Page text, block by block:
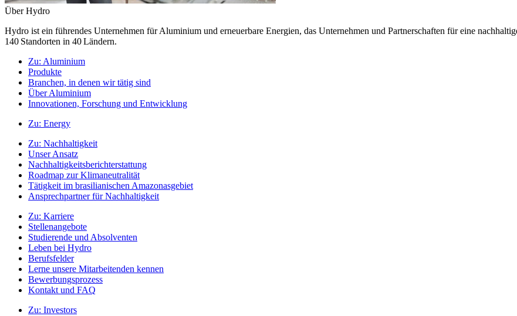
Über Hydro
Hydro ist ein führendes Unternehmen für Aluminium und erneuerbare Energien, das Unternehmen und Partnerschaften für eine
140 Standorten in 40 Ländern.
Zu: Aluminium
Produkte
Branchen, in denen wir tätig sind
Über Aluminium
Innovationen, Forschung und Entwicklung
Zu: Energy
Zu: Nachhaltigkeit
Unser Ansatz
Nachhaltigkeitsberichterstattung
Roadmap zur Klimaneutralität
Tätigkeit im brasilianischen Amazonasgebiet
Ansprechpartner für Nachhaltigkeit
Zu: Karriere
Stellenangebote
Studierende und Absolventen
Leben bei Hydro
Berufsfelder
Lerne unsere Mitarbeitenden kennen
Bewerbungsprozess
Kontakt und FAQ
Zu: Investors